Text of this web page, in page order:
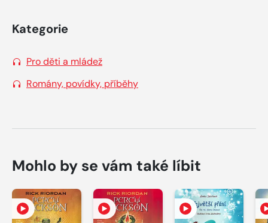
Kategorie
Pro děti a mládež
Romány, povídky, příběhy
Mohlo by se vám také líbit